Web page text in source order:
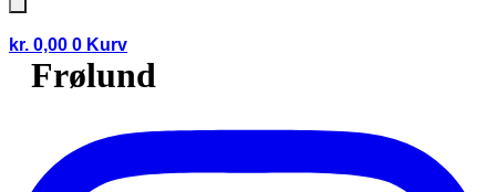
kr. 0,00 0 Kurv
Frølund